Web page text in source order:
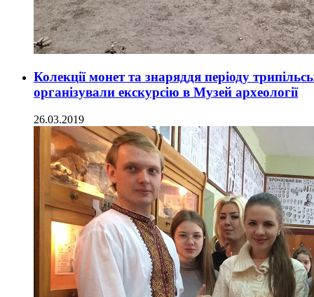
Колекції монет та знаряддя періоду
організували екскурсію в Музей археології
26.03.2019